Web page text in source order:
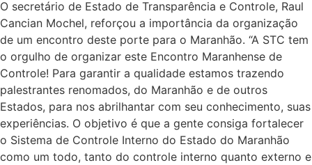
O secretário de Estado de Transparência e Controle, Raul
Cancian Mochel, reforçou a importância da organização
de um encontro deste porte para o Maranhão. “A STC tem
o orgulho de organizar este Encontro Maranhense de
Controle! Para garantir a qualidade estamos trazendo
palestrantes renomados, do Maranhão e de outros
Estados, para nos abrilhantar com seu conhecimento, suas
experiências. O objetivo é que a gente consiga fortalecer
o Sistema de Controle Interno do Estado do Maranhão
como um todo, tanto do controle interno quanto externo e